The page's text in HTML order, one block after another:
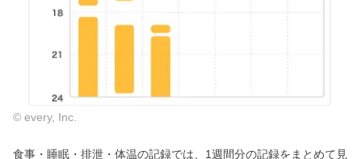
© every, Inc.
食事・睡眠・排泄・体温の記録では、1週間分の記録をまとめて見